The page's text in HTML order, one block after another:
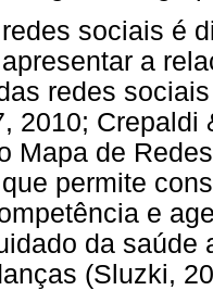
sociais é
a
redes
2010; Crepaldi
Mapa de
permite
e
da saúde
(Sluzki,